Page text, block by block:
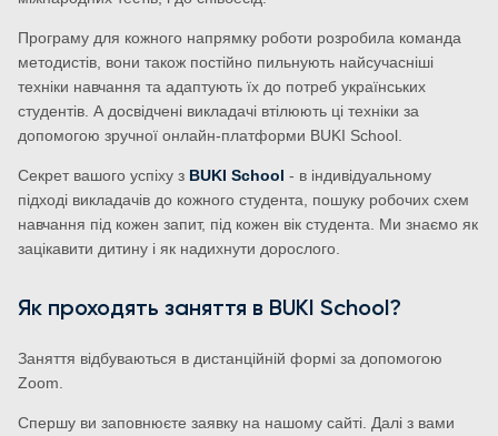
Програму для кожного напрямку роботи розробила команда
методистів, вони також постійно пильнують найсучасніші
техніки навчання та адаптують їх до потреб українських
студентів. А досвідчені викладачі втілюють ці техніки за
допомогою зручної онлайн-платформи BUKI School.
Секрет вашого успіху з BUKI School - в індивідуальному
підході викладачів до кожного студента, пошуку робочих схем
навчання під кожен запит, під кожен вік студента. Ми знаємо як
зацікавити дитину і як надихнути дорослого.
Як проходять заняття в BUKI School?
Заняття відбуваються в дистанційній формі за допомогою
Zoom.
Спершу ви заповнюєте заявку на нашому сайті. Далі з вами